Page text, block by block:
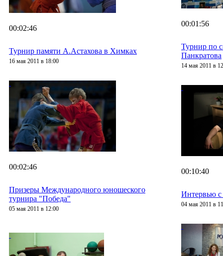
00:02:46
Турнир памяти А.Астахова в Химках
16 мая 2011 в 18:00
00:01:56
Турнир по
Панкратова
14 мая 2011 в
00:02:46
Призеры Международного юношеского
турнира "Победа"
05 мая 2011 в 12:00
00:10:40
Интервью
04 мая 2011 в